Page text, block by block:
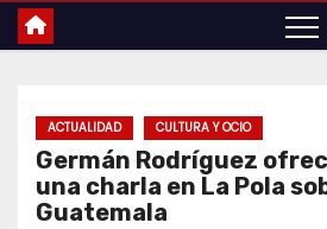
ACTUALIDAD CULTURA Y OCIO
Germán Rodríguez
una charla en La Pola
Guatemala